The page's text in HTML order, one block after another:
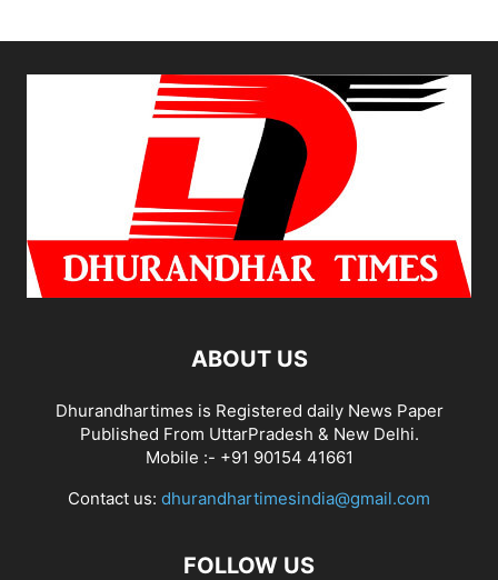
ABOUT US
Dhurandhartimes is Registered daily News Paper
Published From UttarPradesh & New Delhi.
Mobile :- +91 90154 41661
Contact us: dhurandhartimesindia@gmail.com
FOLLOW US